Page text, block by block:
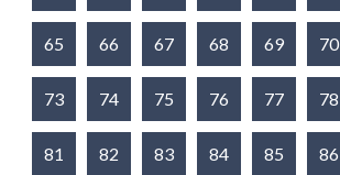
65 66 67 68 69 70
73 74 75 76 77 78
81 82 83 84 85 86